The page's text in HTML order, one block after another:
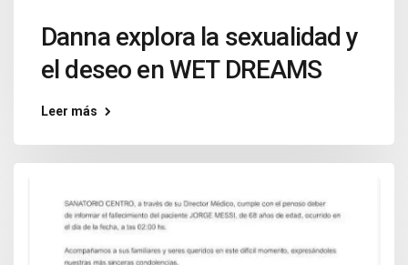
Danna explora la sexualidad y
el deseo en WET DREAMS
Leer más